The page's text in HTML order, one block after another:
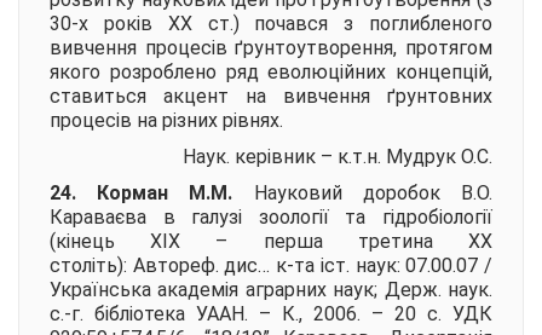
30-х років ХХ ст.) почався з поглибленого
вивчення процесів ґрунтоутворення, протягом
якого розроблено ряд еволюційних концепцій,
ставиться акцент на вивчення ґрунтовних
процесів на різних рівнях.
Наук. керівник – к.т.н. Мудрук О.С.
24. Корман М.М.
Науковий доробок В.О.
Караваєва в галузі зоології та гідробіології
(кінець ХІХ – перша третина ХХ
століть): Автореф. дис… к-та іст. наук: 07.00.07 /
Українська академія аграрних наук; Держ. наук.
с.-г. бібліотека УААН. – К., 2006. – 20 с. УДК